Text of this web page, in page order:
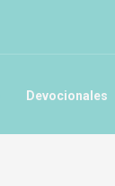
Devocionales